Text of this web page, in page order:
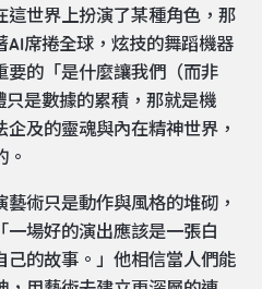
這世界上扮演了某種角色，那
AI席捲全球，炫技的舞蹈機器
要的「是什麼讓我們（而非
是數據的累積，那就是機
及的靈魂與內在精神世界，
。
術只是動作與風格的堆砌，
場好的演出應該是一張白
己的故事。」他相信當人們能